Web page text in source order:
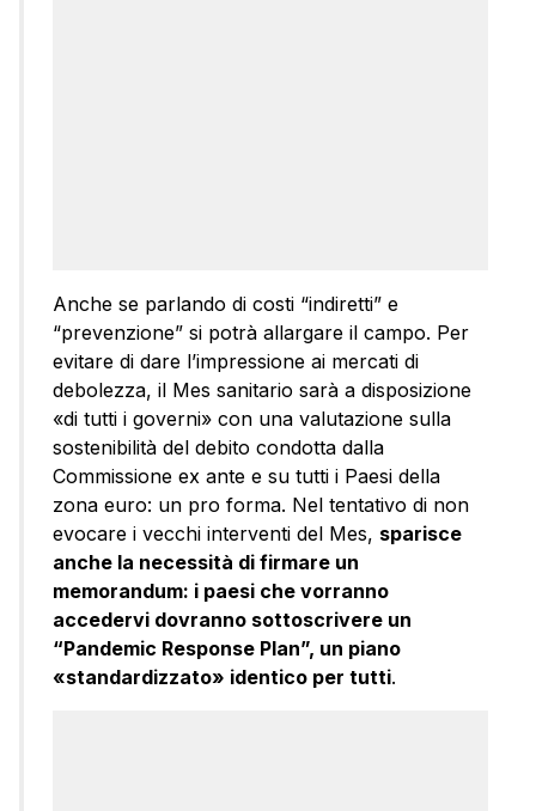
Anche se parlando di costi “indiretti” e
“prevenzione” si potrà allargare il campo. Per
evitare di dare l’impressione ai mercati di
debolezza, il Mes sanitario sarà a disposizione
«di tutti i governi» con una valutazione sulla
sostenibilità del debito condotta dalla
Commissione ex ante e su tutti i Paesi della
zona euro: un pro forma. Nel tentativo di non
evocare i vecchi interventi del Mes, sparisce
anche la necessità di firmare un
memorandum: i paesi che vorranno
accedervi dovranno sottoscrivere un
“Pandemic Response Plan”, un piano
«standardizzato» identico per tutti.